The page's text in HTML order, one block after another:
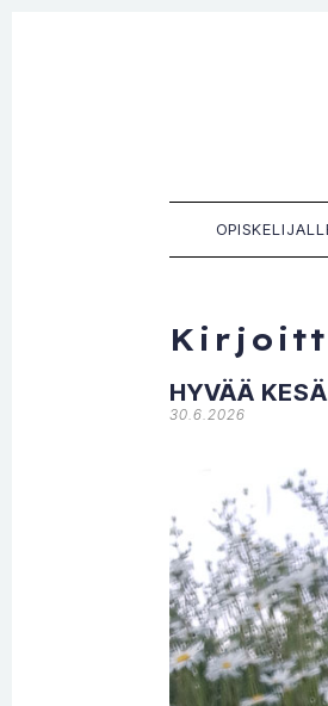
Kaikille sopiva, sinulle
HYVÄÄ
30.6.2026